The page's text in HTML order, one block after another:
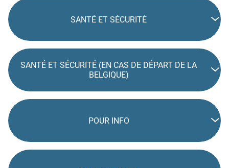
SANTÉ ET SÉCURITÉ
SANTÉ ET SÉCURITÉ (EN CAS DE DÉPART DE LA
BELGIQUE)
POUR INFO